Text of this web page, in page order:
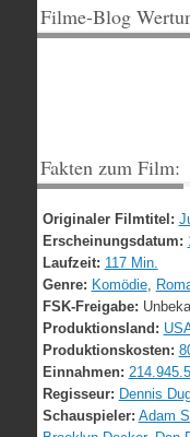
Filme-Blog
Fakten zum Film:
Originaler Filmtitel:
Erscheinungsdatum:
Laufzeit: 117 Min.
Genre: Komödie,
FSK-Freigabe:
Produktionsland:
Produktionskosten:
Einnahmen:
Regisseur: Dennis
Schauspieler: Adam